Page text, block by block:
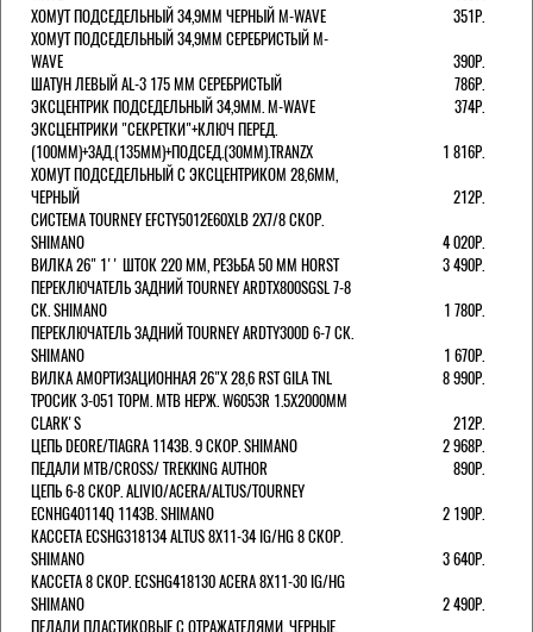
ХОМУТ ПОДСЕДЕЛЬНЫЙ 34,9ММ ЧЕРНЫЙ M-WAVE
351Р.
ХОМУТ ПОДСЕДЕЛЬНЫЙ 34,9ММ СЕРЕБРИСТЫЙ M-
WAVE
390Р.
ШАТУН ЛЕВЫЙ AL-3 175 ММ СЕРЕБРИСТЫЙ
786Р.
ЭКСЦЕНТРИК ПОДСЕДЕЛЬНЫЙ 34,9ММ. M-WAVE
374Р.
ЭКСЦЕНТРИКИ "СЕКРЕТКИ"+КЛЮЧ ПЕРЕД.
(100ММ)+ЗАД.(135ММ)+ПОДСЕД.(30ММ).TRANZX
1 816Р.
ХОМУТ ПОДСЕДЕЛЬНЫЙ С ЭКСЦЕНТРИКОМ 28,6ММ,
ЧЕРНЫЙ
212Р.
СИСТЕМА TOURNEY EFCTY5012E60XLB 2X7/8 СКОР.
SHIMANO
4 020Р.
ВИЛКА 26" 1'' ШТОК 220 ММ, РЕЗЬБА 50 ММ HORST
3 490Р.
ПЕРЕКЛЮЧАТЕЛЬ ЗАДНИЙ TOURNEY ARDTX800SGSL 7-8
СК. SHIMANO
1 780Р.
ПЕРЕКЛЮЧАТЕЛЬ ЗАДНИЙ TOURNEY ARDTY300D 6-7 СК.
SHIMANO
1 670Р.
ВИЛКА АМОРТИЗАЦИОННАЯ 26"Х 28,6 RST GILA TNL
8 990Р.
ТРОСИК 3-051 ТОРМ. MTB НЕРЖ. W6053R 1.5Х2000ММ
СLARK'S
212Р.
ЦЕПЬ DEORE/TIAGRA 114ЗВ. 9 СКОР. SHIMANO
2 968Р.
ПЕДАЛИ MTB/CROSS/ TREKKING AUTHOR
890Р.
ЦЕПЬ 6-8 СКОР. ALIVIO/ACERA/ALTUS/TOURNEY
ECNHG40114Q 114ЗВ. SHIMANO
2 190Р.
КАССЕТА ECSHG318134 ALTUS 8Х11-34 IG/HG 8 СКОР.
SHIMANO
3 640Р.
КАССЕТА 8 СКОР. ECSHG418130 ACERA 8Х11-30 IG/HG
SHIMANO
2 490Р.
ПЕДАЛИ ПЛАСТИКОВЫЕ С ОТРАЖАТЕЛЯМИ, ЧЕРНЫЕ.